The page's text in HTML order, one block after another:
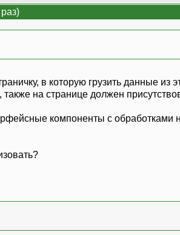
в которую грузить данные из
также на странице должен
компоненты с обработками